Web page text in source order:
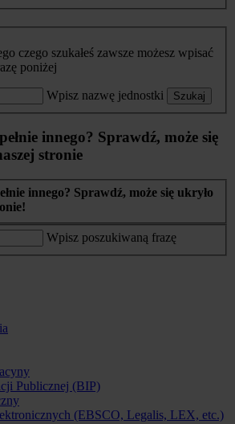
czego szukałeś zawsze możesz wpisać
poniżej
Wpisz nazwę jednostki Szukaj
innego? Sprawdź, może się
stronie
innego? Sprawdź, może się ukryło
Wpisz poszukiwaną frazę
Publicznej (BIP)
(EBSCO, Legalis, LEX, etc.)